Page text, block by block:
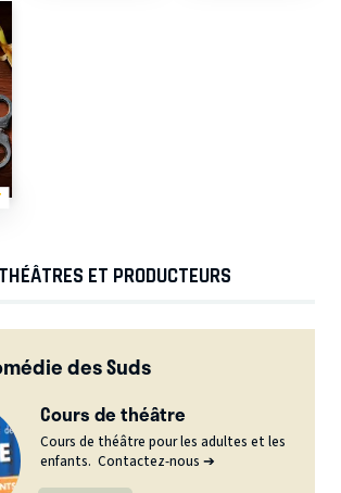
ET PRODUCTEURS
des Suds
Cours de théâtre
Cours de théâtre pour les adultes et les
enfants. Contactez-nous ➔